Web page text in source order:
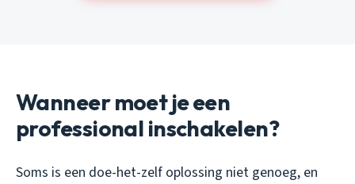
Wanneer moet je een
professional inschakelen?
Soms is een doe-het-zelf oplossing niet genoeg, en